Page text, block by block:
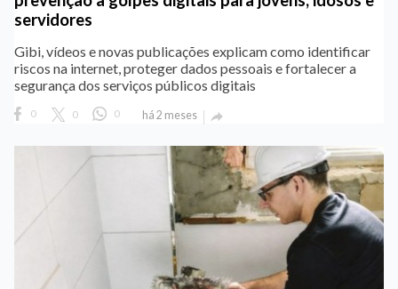
servidores
Gibi, vídeos e novas publicações explicam como identificar
riscos na internet, proteger dados pessoais e fortalecer a
segurança dos serviços públicos digitais
0 0 0 há 2 meses 